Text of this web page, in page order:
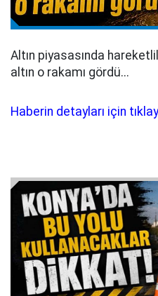
Altın piyasasında
altın o rakamı gördü...
Haberin detayları için